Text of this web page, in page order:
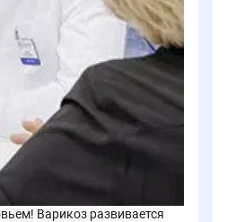
Варикоз развивается